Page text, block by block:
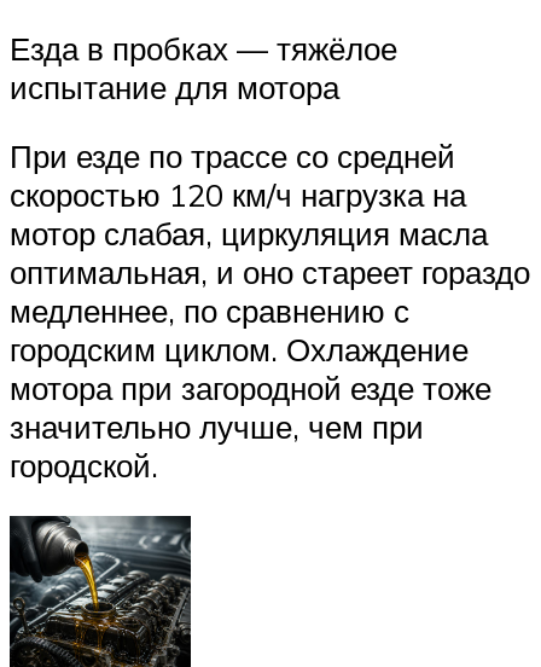
Езда в пробках — тяжёлое
испытание для мотора
При езде по трассе со средней
скоростью 120 км/ч нагрузка на
мотор слабая, циркуляция масла
оптимальная, и оно стареет гораздо
медленнее, по сравнению с
городским циклом. Охлаждение
мотора при загородной езде тоже
значительно лучше, чем при
городской.